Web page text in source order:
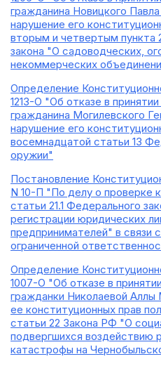
гражданина Новицкого
нарушение его
вторым и четвертым пункта
закона "О садоводческих,
некоммерческих
Определение
1213-О "Об отказе в
гражданина Могилевского
нарушение его
восемнадцатой статьи 13
оружии"
Постановление
N 10-П "По делу о проверке
статьи 21.1 Федерального
регистрации юридических
предпринимателей" в связи
ограниченной
Определение
1007-О "Об отказе в
гражданки Николаевой Аллы
ее конституционных прав
статьи 22 Закона РФ "О
подвергшихся воздействию
катастрофы на